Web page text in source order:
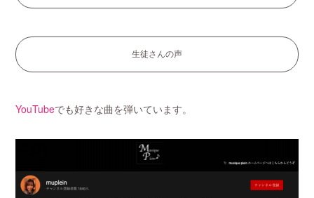
生徒さんの声
YouTubeでも好きな曲を弾いています。